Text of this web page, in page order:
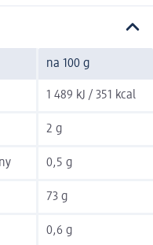
na 100 g
1 489 kJ / 351 kcal
2 g
0,5 g
73 g
0,6 g